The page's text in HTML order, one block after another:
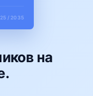
на
/ 2035